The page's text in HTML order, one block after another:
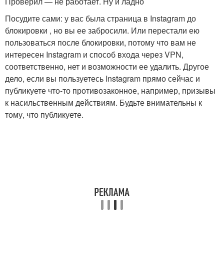
Посудите сами: у вас была страница в Instagram до
блокировки , но вы ее забросили. Или перестали ею
пользоваться после блокировки, потому что вам не
интересен Instagram и способ входа через VPN,
соответственно, нет и возможности ее удалить. Другое
дело, если вы пользуетесь Instagram прямо сейчас и
публикуете что-то противозаконное, например, призывы
к насильственным действиям. Будьте внимательны к
тому, что публикуете.